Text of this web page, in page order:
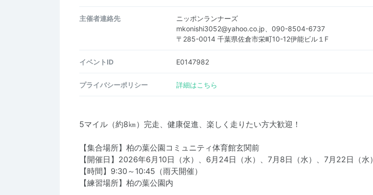
主催者連絡先
ニッポンランナーズ
mkonishi3052@yahoo.co.jp、090-8504-6737
〒285-0014 千葉県佐倉市栄町10-12伊能ビル１F
イベントID E0147982
プライバシーポリシー 詳細はこちら
5マイル（約8㎞）完走、健康促進、楽しく走りたい方大歓迎！
【集合場所】柏の葉公園コミュニティ体育館玄関前
【開催日】2026年6月10日（水）、6月24日（水）、7月8日（水）、7月22日（水）
【時間】9:30～10:45（雨天開催）
【練習場所】柏の葉公園内